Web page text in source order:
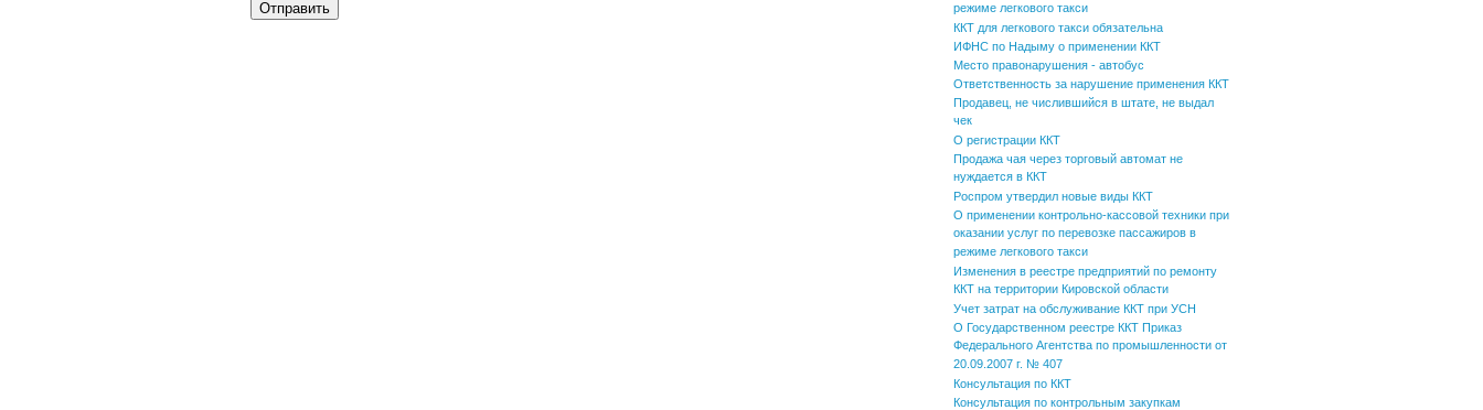
режиме легкового такси
ККТ для легкового такси обязательна
ИФНС по Надыму о применении ККТ
Место правонарушения - автобус
Ответственность за нарушение применения ККТ
Продавец, не числившийся в штате, не выдал
чек
О регистрации ККТ
Продажа чая через торговый автомат не
нуждается в ККТ
Роспром утвердил новые виды ККТ
О применении контрольно-кассовой техники при
оказании услуг по перевозке пассажиров в
режиме легкового такси
Изменения в реестре предприятий по ремонту
ККТ на территории Кировской области
Учет затрат на обслуживание ККТ при УСН
О Государственном реестре ККТ Приказ
Федерального Агентства по промышленности от
20.09.2007 г. № 407
Консультация по ККТ
Консультация по контрольным закупкам